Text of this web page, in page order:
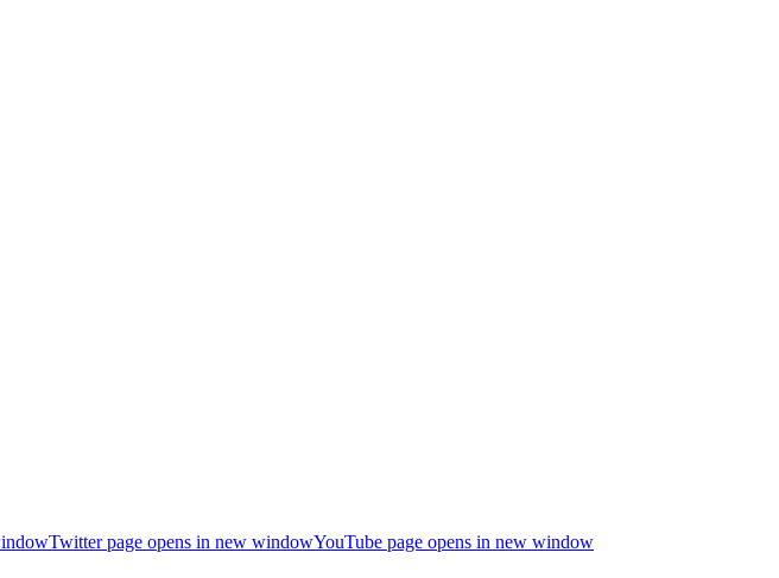
Twitter page opens in new windowYouTube page opens in new window